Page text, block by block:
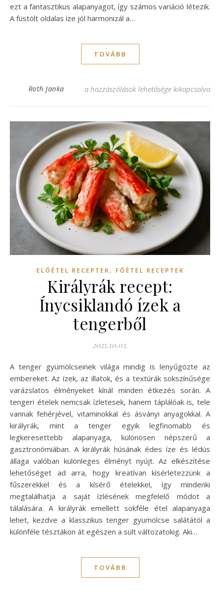
ezt a fantasztikus alapanyagot, így számos variáció létezik.
A füstölt oldalas íze jól harmonizál a…
TOVÁBB
Roth Janka Füstölt oldalas receptjei: ínycsiklandó
a hozzászólások lehetősége kikapcsolva
ELŐÉTEL RECEPTEK, FŐÉTEL RECEPTEK
Királyrák recept:
Ínycsiklandó ízek a
tengerből
2025.10.03.
A tenger gyümölcseinek világa mindig is lenyűgözte az
embereket. Az ízek, az illatok, és a textúrák sokszínűsége
varázslatos élményeket kínál minden étkezés során. A
tengeri ételek nemcsak ízletesek, hanem táplálóak is, tele
vannak fehérjével, vitaminokkal és ásványi anyagokkal. A
királyrák, mint a tenger egyik legfinomabb és
legkeresettebb alapanyaga, különösen népszerű a
gasztronómiában. A királyrák húsának édes íze és lédús
állaga valóban különleges élményt nyújt. Az elkészítése
lehetőséget ad arra, hogy kreatívan kísérletezzünk a
fűszerekkel és a kísérő ételekkel, így mindenki
megtalálhatja a saját ízlésének megfelelő módot a
tálalására. A királyrák emellett sokféle étel alapanyaga
lehet, kezdve a klasszikus tenger gyümölcse salátától a
különféle tésztákon át egészen a sült változatokig. Aki…
TOVÁBB